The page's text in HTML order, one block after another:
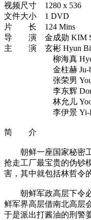
视频尺寸 1280 x 536
文件大小 1 DVD
片 长 124 Mins
导 演 金成勋 KIM
主 演 玄彬 Hyun
柳海真 Hye-
金柱赫 Ju-
张荣男 Young-
李东辉 Dong-
林允儿
李伊景 Yi-
简 介
朝鲜一座国家秘密工
抢走工厂最宝贵的伪钞
害，其中就包括林哲令
朝鲜军政高层下令必
鲜军界高层借南北高层
于是派出打酱油的刑警